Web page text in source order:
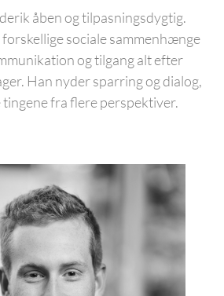
åben og tilpasningsdygtig.
sociale sammenhænge
og tilgang alt efter
Han nyder sparring og dialog,
tingene fra flere perspektiver.